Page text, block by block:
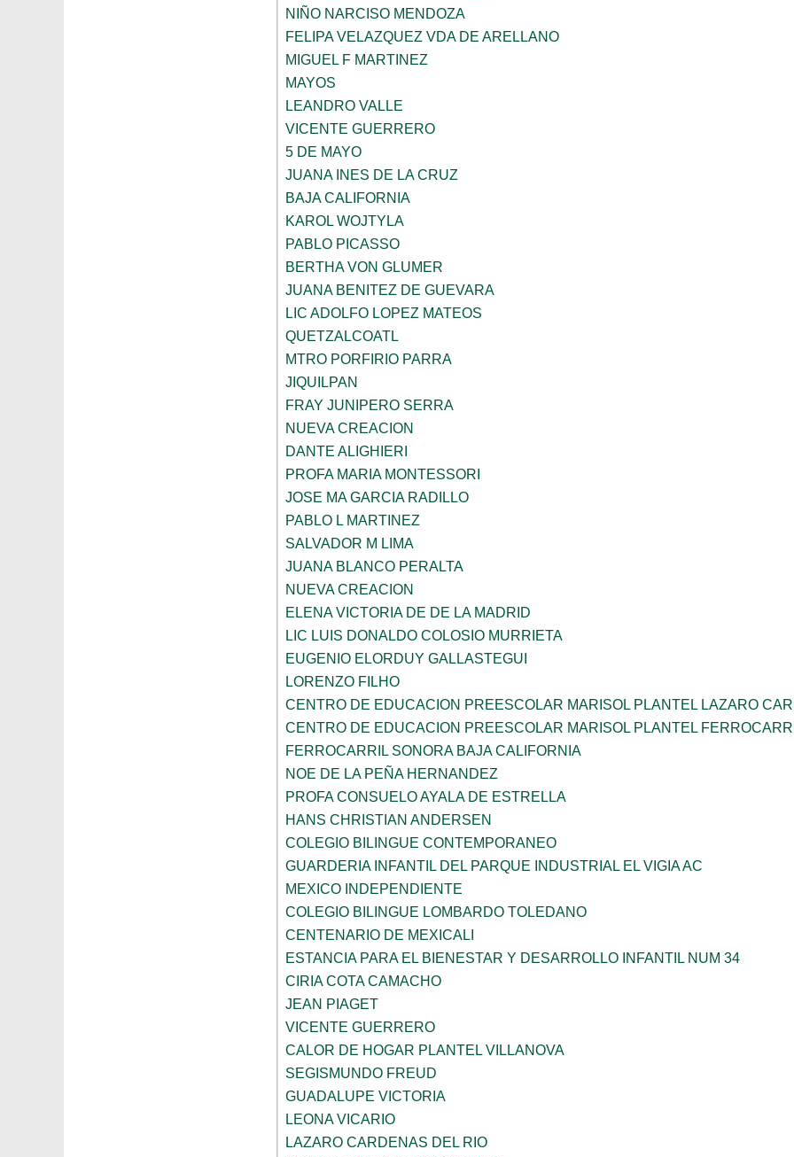
NIÑO NARCISO MENDOZA
FELIPA VELAZQUEZ VDA DE ARELLANO
MIGUEL F MARTINEZ
MAYOS
LEANDRO VALLE
VICENTE GUERRERO
5 DE MAYO
JUANA INES DE LA CRUZ
BAJA CALIFORNIA
KAROL WOJTYLA
PABLO PICASSO
BERTHA VON GLUMER
JUANA BENITEZ DE GUEVARA
LIC ADOLFO LOPEZ MATEOS
QUETZALCOATL
MTRO PORFIRIO PARRA
JIQUILPAN
FRAY JUNIPERO SERRA
NUEVA CREACION
DANTE ALIGHIERI
PROFA MARIA MONTESSORI
JOSE MA GARCIA RADILLO
PABLO L MARTINEZ
SALVADOR M LIMA
JUANA BLANCO PERALTA
NUEVA CREACION
ELENA VICTORIA DE DE LA MADRID
LIC LUIS DONALDO COLOSIO MURRIETA
EUGENIO ELORDUY GALLASTEGUI
LORENZO FILHO
CENTRO DE EDUCACION PREESCOLAR MARISOL PLANTEL LAZARO
CENTRO DE EDUCACION PREESCOLAR MARISOL PLANTEL
FERROCARRIL SONORA BAJA CALIFORNIA
NOE DE LA PEÑA HERNANDEZ
PROFA CONSUELO AYALA DE ESTRELLA
HANS CHRISTIAN ANDERSEN
COLEGIO BILINGUE CONTEMPORANEO
GUARDERIA INFANTIL DEL PARQUE INDUSTRIAL EL VIGIA AC
MEXICO INDEPENDIENTE
COLEGIO BILINGUE LOMBARDO TOLEDANO
CENTENARIO DE MEXICALI
ESTANCIA PARA EL BIENESTAR Y DESARROLLO INFANTIL NUM 34
CIRIA COTA CAMACHO
JEAN PIAGET
VICENTE GUERRERO
CALOR DE HOGAR PLANTEL VILLANOVA
SEGISMUNDO FREUD
GUADALUPE VICTORIA
LEONA VICARIO
LAZARO CARDENAS DEL RIO